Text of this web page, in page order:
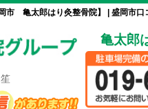
市 亀太郎はり灸整骨院】 | 盛岡市口
亀太郎